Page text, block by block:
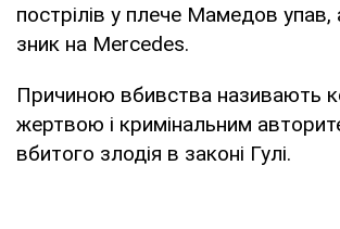
пострілів у плече Мамедов упав,
зник на Mercedes.
Причиною вбивства називають
жертвою і кримінальним
вбитого злодія в законі Гулі.